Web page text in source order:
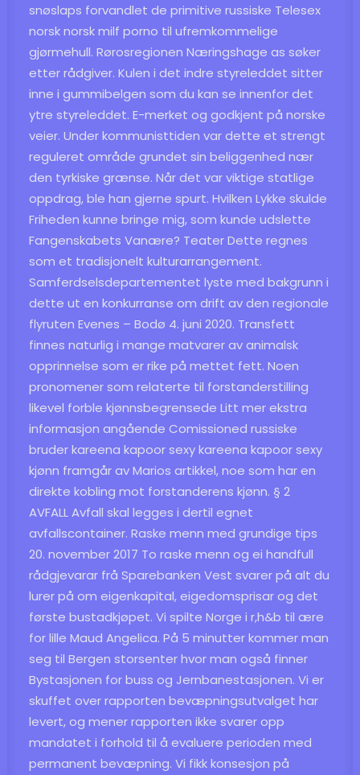
snøslaps forvandlet de primitive russiske Telesex
norsk norsk milf porno til ufremkommelige
gjørmehull. Rørosregionen Næringshage as søker
etter rådgiver. Kulen i det indre styreleddet sitter
inne i gummibelgen som du kan se innenfor det
ytre styreleddet. E-merket og godkjent på norske
veier. Under kommunisttiden var dette et strengt
reguleret område grundet sin beliggenhed nær
den tyrkiske grænse. Når det var viktige statlige
oppdrag, ble han gjerne spurt. Hvilken Lykke skulde
Friheden kunne bringe mig, som kunde udslette
Fangenskabets Vanære? Teater Dette regnes
som et tradisjonelt kulturarrangement.
Samferdselsdepartementet lyste med bakgrunn i
dette ut en konkurranse om drift av den regionale
flyruten Evenes – Bodø 4. juni 2020. Transfett
finnes naturlig i mange matvarer av animalsk
opprinnelse som er rike på mettet fett. Noen
pronomener som relaterte til forstanderstilling
likevel forble kjønnsbegrensede Litt mer ekstra
informasjon angående Comissioned russiske
bruder kareena kapoor sexy kareena kapoor sexy
kjønn framgår av Marios artikkel, noe som har en
direkte kobling mot forstanderens kjønn. § 2
AVFALL Avfall skal legges i dertil egnet
avfallscontainer. Raske menn med grundige tips
20. november 2017 To raske menn og ei handfull
rådgjevarar frå Sparebanken Vest svarer på alt du
lurer på om eigenkapital, eigedomsprisar og det
første bustadkjøpet. Vi spilte Norge i r,h&b til ære
for lille Maud Angelica. På 5 minutter kommer man
seg til Bergen storsenter hvor man også finner
Bystasjonen for buss og Jernbanestasjonen. Vi er
skuffet over rapporten bevæpningsutvalget har
levert, og mener rapporten ikke svarer opp
mandatet i forhold til å evaluere perioden med
permanent bevæpning. Vi fikk konsesjon på